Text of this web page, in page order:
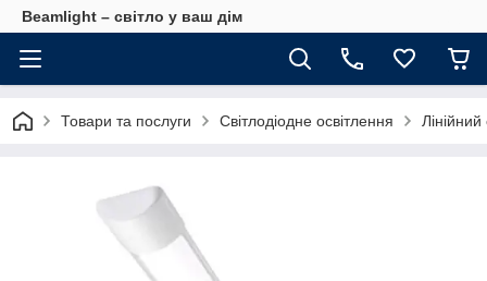
Beamlight – світло у ваш дім
Товари та послуги Світлодіодне освітлення